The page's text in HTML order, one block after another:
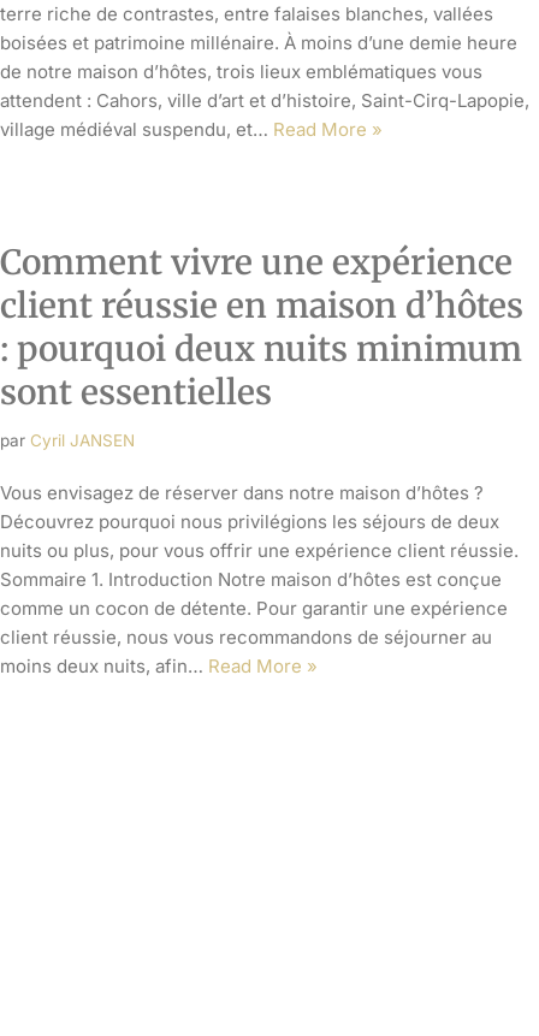
terre riche de contrastes, entre falaises blanches, vallées
boisées et patrimoine millénaire. À moins d’une demie heure
de notre maison d’hôtes, trois lieux emblématiques vous
attendent : Cahors, ville d’art et d’histoire, Saint-Cirq-Lapopie,
village médiéval suspendu, et… Read More »
Comment vivre une expérience
client réussie en maison d’hôtes
: pourquoi deux nuits minimum
sont essentielles
parCyril JANSEN
Vous envisagez de réserver dans notre maison d’hôtes ?
Découvrez pourquoi nous privilégions les séjours de deux
nuits ou plus, pour vous offrir une expérience client réussie.
Sommaire 1. Introduction Notre maison d’hôtes est conçue
comme un cocon de détente. Pour garantir une expérience